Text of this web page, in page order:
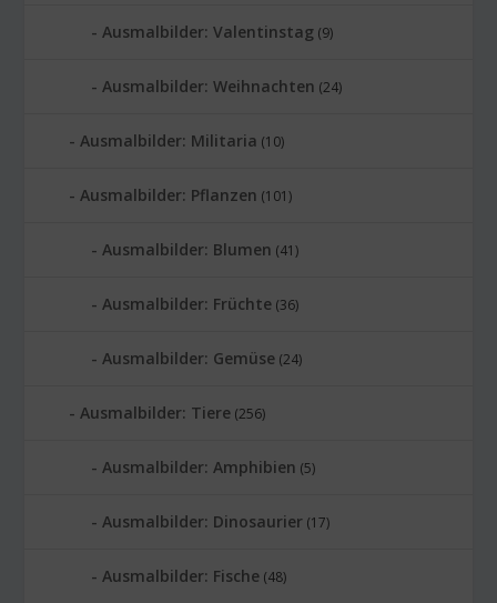
Ausmalbilder: Valentinstag (9)
Ausmalbilder: Weihnachten (24)
Ausmalbilder: Militaria (10)
Ausmalbilder: Pflanzen (101)
Ausmalbilder: Blumen (41)
Ausmalbilder: Früchte (36)
Ausmalbilder: Gemüse (24)
Ausmalbilder: Tiere (256)
Ausmalbilder: Amphibien (5)
Ausmalbilder: Dinosaurier (17)
Ausmalbilder: Fische (48)